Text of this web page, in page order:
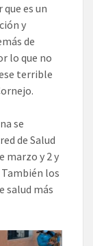
es un
y
de
lo que no
terrible
se
de Salud
marzo y 2 y
los
salud más